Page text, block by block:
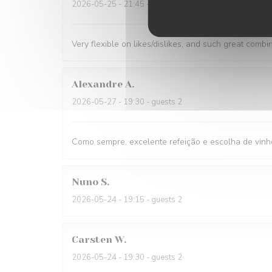
2026-05-25 - 21:45 - guests 1
Very flexible on likes/dislikes, and such great
Alexandre A
2026-05-27 - 19:30 - guests 2
Como sempre, excelente refeição e escolha de
Nuno S
2026-05-24 - 19:15 - guests 2
Carsten W
2026-05-24 - 19:30 - guests 2